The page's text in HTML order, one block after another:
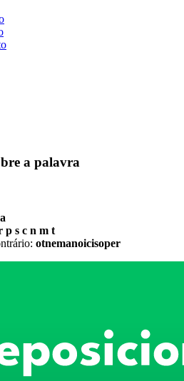
a palavra
p s c n m t
otnemanoicisoper